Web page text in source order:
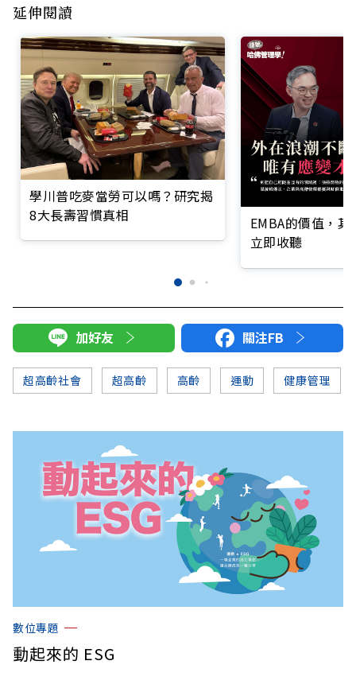
延伸閱讀
學川普吃麥當勞可以嗎？研究揭
8大長壽習慣真相
EMBA的價值，
立即收聽
加好友 關注FB
超高齡社會 超高齡 高齡 運動 健康管理
數位專題
動起來的 ESG